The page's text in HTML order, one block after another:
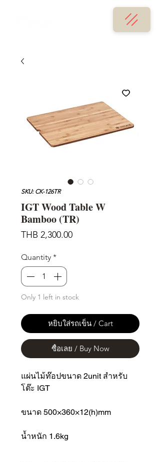
SKU: CK-126TR
IGT Wood Table W
Bamboo (TR)
THB 2,300.00Price
Quantity *
Only 1 left in stock
หยิบใส่รถเข็น / Cart
ซื้อเลย / Buy Now
แผ่นไม้ท๊อปขนาด 2unit สำหรับ
โต๊ะ IGT
ขนาด 500×360×12(h)mm
น้ำหนัก 1.6kg